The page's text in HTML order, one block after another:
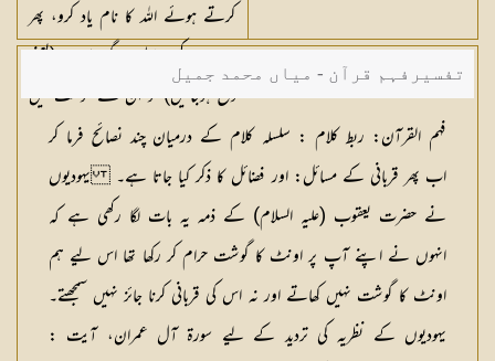
کرتے ہوئے اللہ کا نام یاد کرو، پھر
جب وہ کسی پہلو پر گر پڑیں، (یعنی
ذبح ہوجائیں) تو ان کے گوشت میں
سے خود بھی کھاؤ اور فقیروں اور
زائروں کو بھی کھلاؤ، اس طرح ہم
نے ان جانوروں کو تمہارے لیے
مسخر کردیا تاکہ (احسان الہی کے) شکر
گزار ہو۔
تفسیرفہم قرآن - میاں محمد جمیل
فہم القرآن: ربط کلام : سلسلہ کلام کے درمیان چند نصائح فرما کر
اب پھر قربانی کے مسائل: اور فضائل کا ذکر کیا جاتا ہے۔ یہودیوں
نے حضرت یعقوب (علیہ السلام) کے ذمہ یہ بات لگا رکھی ہے کہ
انہوں نے اپنے آپ پر اونٹ کا گوشت حرام کر رکھا تھا اس لیے ہم
اونٹ کا گوشت نہیں کھاتے اور نہ اس کی قربانی کرنا جائز نہیں سمجھتے۔
یہودیوں کے نظریہ کی تردید کے لیے سورۃ آل عمران، آیت :